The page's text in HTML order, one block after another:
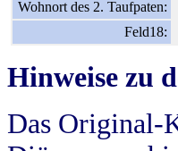
Wohnort des 2. Taufpaten:
Feld18:
Hinweise zu
Das Original-